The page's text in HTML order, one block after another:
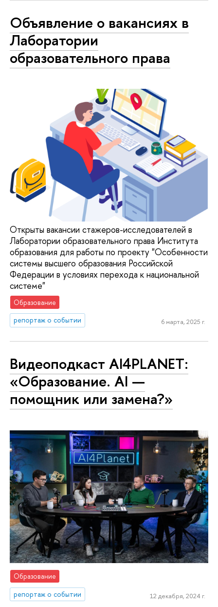
Объявление о вакансиях в
Лаборатории
образовательного права
Открыты вакансии стажеров-исследователей в
Лаборатории образовательного права Института
образования для работы по проекту "Особенности
системы высшего образования Российской
Федерации в условиях перехода к национальной
системе"
Образование
репортаж о событии
6 марта, 2025 г.
Видеоподкаст AI4PLANET:
«Образование. AI —
помощник или замена?»
Образование
репортаж о событии
12 декабря, 2024 г.